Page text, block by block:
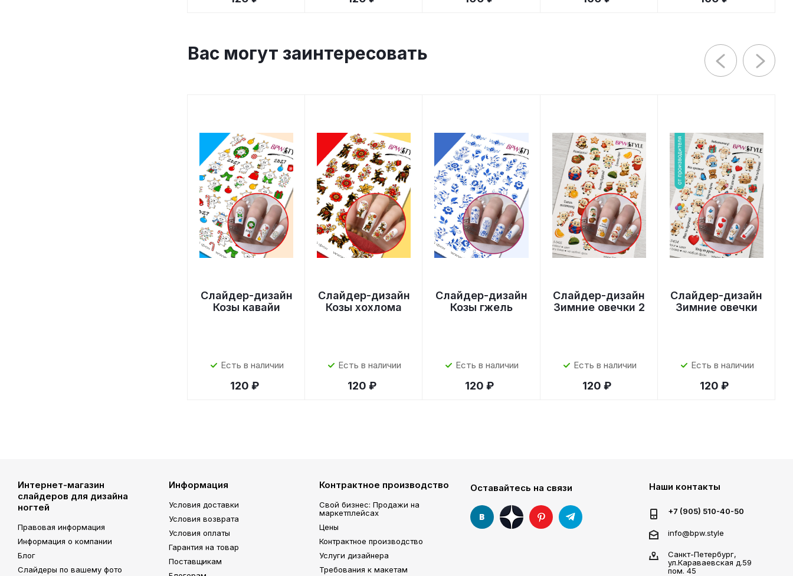
Вас могут заинтересовать
Слайдер-дизайн
Козы кавайи
Есть в наличии
120 ₽
Слайдер-дизайн
Козы хохлома
Есть в наличии
120 ₽
Слайдер-дизайн
Козы гжель
Есть в наличии
120 ₽
Слайдер-дизайн
Зимние овечки 2
Есть в наличии
120 ₽
Слайдер-дизайн
Зимние овечки
Есть в наличии
120 ₽
Интернет-магазин
слайдеров для дизайна
ногтей
Правовая информация
Информация о компании
Блог
Слайдеры по вашему фото
Информация
Условия доставки
Условия возврата
Условия оплаты
Гарантия на товар
Поставщикам
Контрактное производство
Свой бизнес: Продажи на
маркетплейсах
Цены
Контрактное производство
Услуги дизайнера
Требования к макетам
Оставайтесь на связи Наши контакты
+7 (905) 510-40-50
info@bpw.style
Санкт-Петербург,
ул.Караваевская д.59
пом. 45